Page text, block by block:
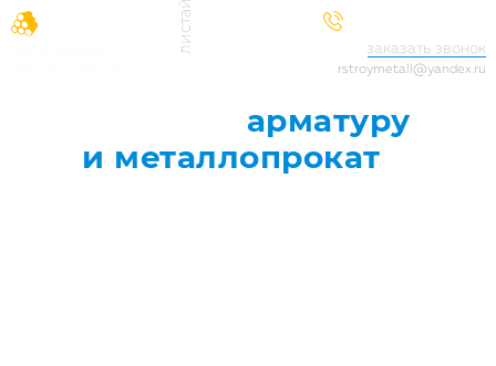
заказать звонок
rstroymetall@yandex.ru
арматуру
и металлопрокат